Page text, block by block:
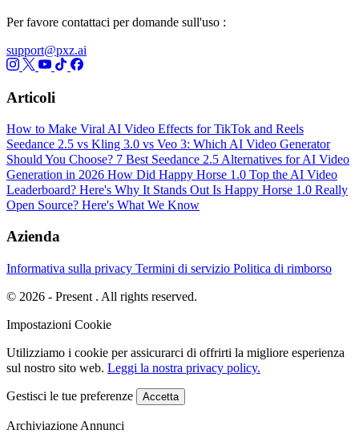
Per favore contattaci per domande sull'uso :
support@pxz.ai
Articoli
How to Make Viral AI Video Effects for TikTok and Reels
Seedance 2.5 vs Kling 3.0 vs Veo 3: Which AI Video Generator
Should You Choose? 7 Best Seedance 2.5 Alternatives for AI Video
Generation in 2026 How Did Happy Horse 1.0 Top the AI Video
Leaderboard? Here's Why It Stands Out Is Happy Horse 1.0 Really
Open Source? Here's What We Know
Azienda
Informativa sulla privacy Termini di servizio Politica di rimborso
© 2026 - Present . All rights reserved.
Impostazioni Cookie
Utilizziamo i cookie per assicurarci di offrirti la migliore esperienza
sul nostro sito web. Leggi la nostra privacy policy.
Gestisci le tue preferenze Accetta
Archiviazione Annunci